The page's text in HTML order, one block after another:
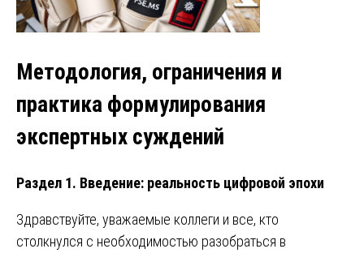
Методология, ограничения и
практика формулирования
экспертных суждений
Раздел 1. Введение: реальность цифровой эпохи
Здравствуйте, уважаемые коллеги и все, кто
столкнулся с необходимостью разобраться в